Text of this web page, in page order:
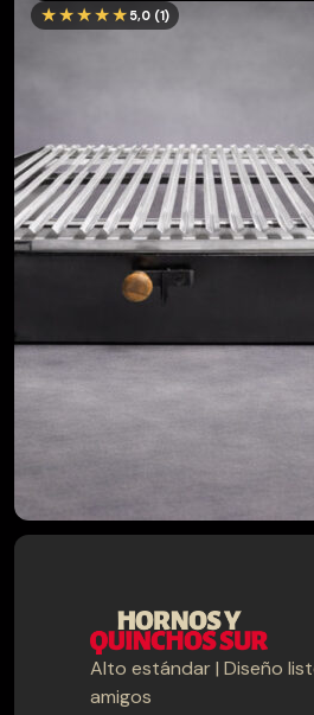
Quinchos
★★★★★ 5,0 (1)
CATEGORÍAS
Alto estándar | Diseño
amigos